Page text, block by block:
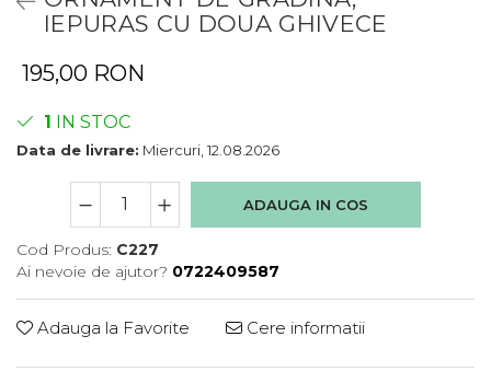
IEPURAS CU DOUA GHIVECE
195,00 RON
1 IN STOC
Data de livrare: Miercuri, 12.08.2026
ADAUGA IN COS
Cod Produs: C227
Ai nevoie de ajutor? 0722409587
Adauga la Favorite Cere informatii